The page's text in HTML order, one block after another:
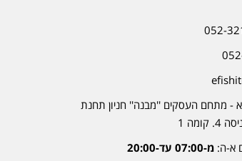
עקיבא - מתחם העסקים ''מבנה'' חניון תחנת
א-ה: מ-07:00 עד-20:00